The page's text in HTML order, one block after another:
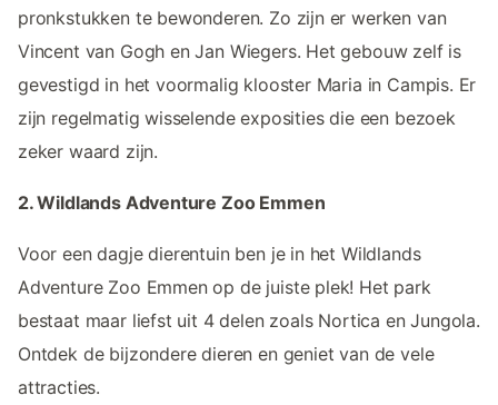
pronkstukken te bewonderen. Zo zijn er werken van
Vincent van Gogh en Jan Wiegers. Het gebouw zelf is
gevestigd in het voormalig klooster Maria in Campis. Er
zijn regelmatig wisselende exposities die een bezoek
zeker waard zijn.
2. Wildlands Adventure Zoo Emmen
Voor een dagje dierentuin ben je in het Wildlands
Adventure Zoo Emmen op de juiste plek! Het park
bestaat maar liefst uit 4 delen zoals Nortica en Jungola.
Ontdek de bijzondere dieren en geniet van de vele
attracties.